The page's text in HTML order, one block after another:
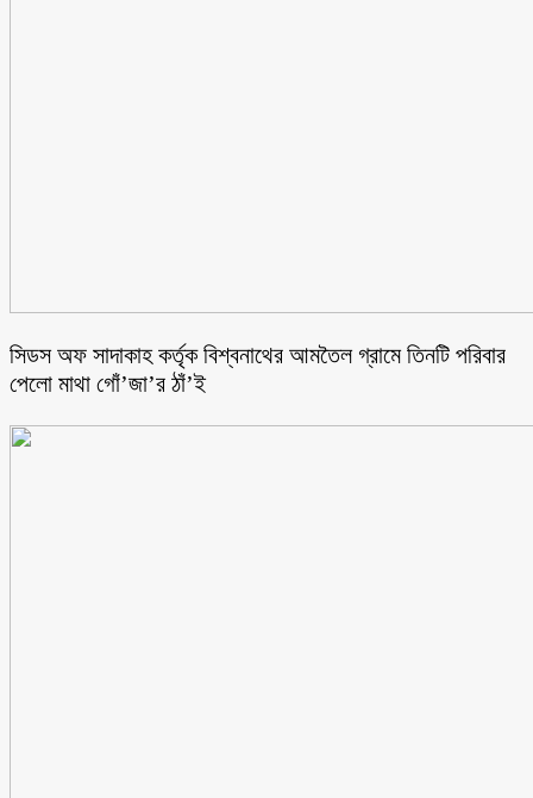
সিডস অফ সাদাকাহ কর্তৃক বিশ্বনাথের আমতৈল গ্রামে তিনটি পরিবার
পেলো মাথা গোঁ’জা’র ঠাঁ’ই